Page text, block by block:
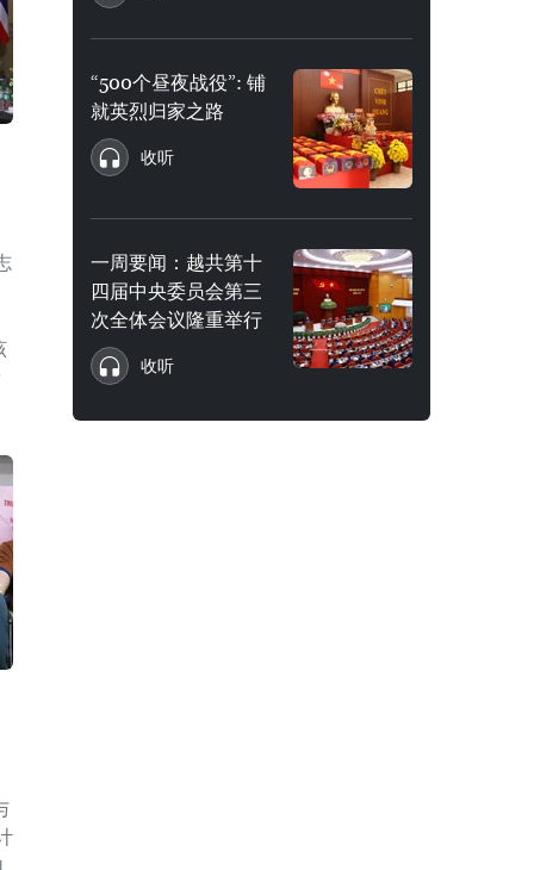
“500个昼夜战役”: 铺
就英烈归家之路
收听
一周要闻：越共第十
四届中央委员会第三
次全体会议隆重举行
收听